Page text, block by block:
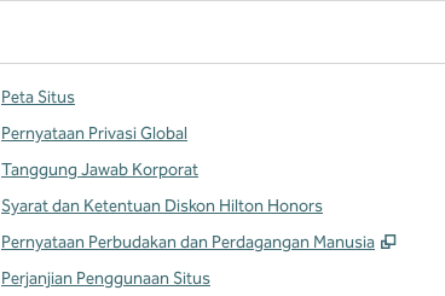
Peta Situs
Pernyataan Privasi Global
Tanggung Jawab Korporat
Syarat dan Ketentuan Diskon Hilton Honors
Pernyataan Perbudakan dan Perdagangan Manusia
,
Perjanjian Penggunaan Situs